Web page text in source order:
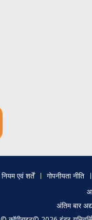
नियम एवं शर्तें
गोपनीयता नीति
अंतिम बार